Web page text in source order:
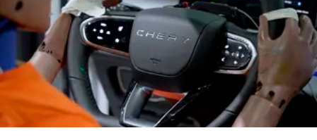
ВИДЕООБЗОРЫ
CHERY ДЛЯ ДЕТЕЙ